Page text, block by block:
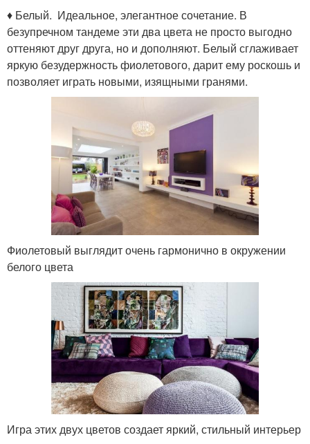
♦ Белый. Идеальное, элегантное сочетание. В
безупречном тандеме эти два цвета не просто выгодно
оттеняют друг друга, но и дополняют. Белый сглаживает
яркую безудержность фиолетового, дарит ему роскошь и
позволяет играть новыми, изящными гранями.
Фиолетовый выглядит очень гармонично в окружении
белого цвета
Игра этих двух цветов создает яркий, стильный интерьер